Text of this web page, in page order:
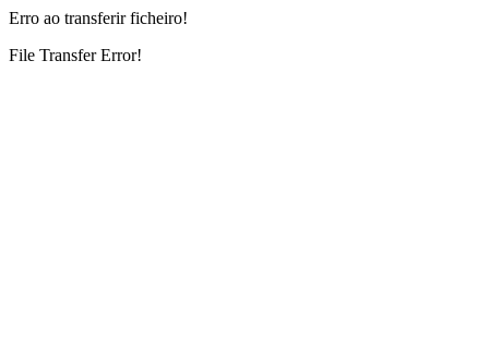
Erro ao transferir ficheiro!
File Transfer Error!